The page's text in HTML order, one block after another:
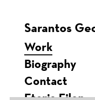
Sarantos
Work
Biography
Contact